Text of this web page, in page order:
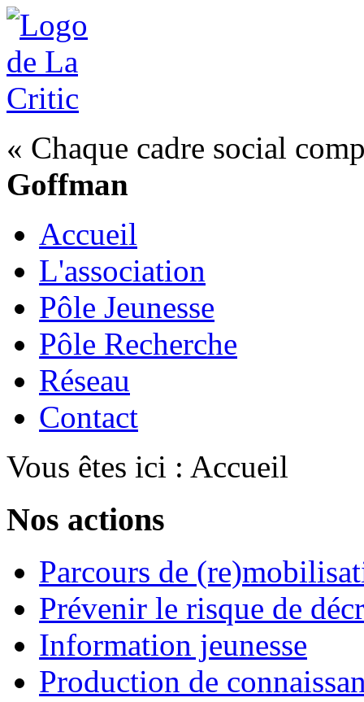
« Chaque cadre social
Goffman
Accueil
L'association
Pôle Jeunesse
Pôle Recherche
Réseau
Contact
Vous êtes ici : Accueil
Nos actions
Parcours de
Prévenir le risque de
Information jeunesse
Production de